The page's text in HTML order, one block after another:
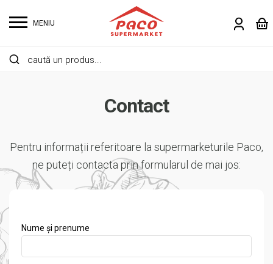
MENIU
Contact
Pentru informații referitoare la supermarketurile Paco,
ne puteți contacta prin formularul de mai jos:
Nume și prenume